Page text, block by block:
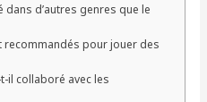
dans d’autres genres que le
recommandés pour jouer des
il collaboré avec les